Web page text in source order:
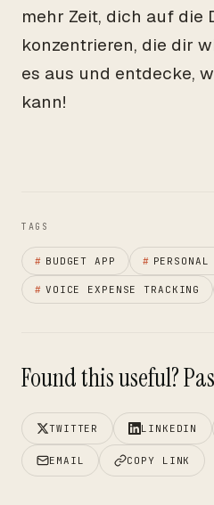
mehr Zeit, dich auf die
konzentrieren, die dir
es aus und entdecke,
kann!
TAGS
# BUDGET APP #
# VOICE EXPENSE TRACKING
Found this useful?
TWITTER LINKEDIN
EMAIL COPY LINK